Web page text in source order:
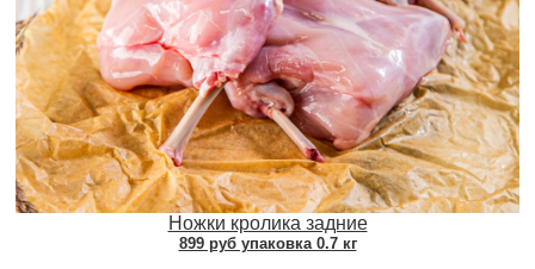
Ножки кролика задние
899 руб упаковка 0.7 кг